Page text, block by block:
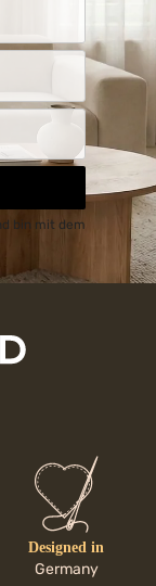
bin mit dem
Designed in
Germany